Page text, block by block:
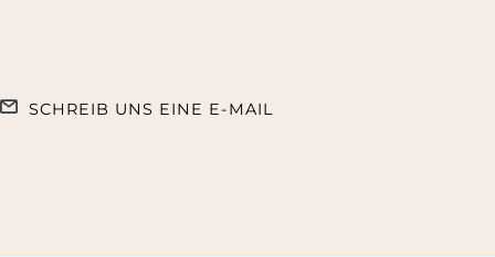
SCHREIB UNS EINE E-MAIL